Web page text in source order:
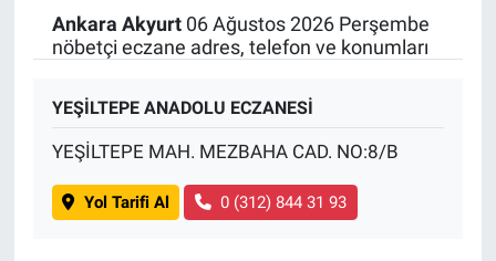
Ankara Akyurt06 Ağustos 2026 Perşembe
nöbetçi eczane adres, telefon ve konumları
YEŞİLTEPE ANADOLU ECZANESİ
YEŞİLTEPE MAH. MEZBAHA CAD. NO:8/B
Yol Tarifi Al 0 (312) 844 31 93
Gün Bitiyor
Gündem Özel
Günün görüntüsü